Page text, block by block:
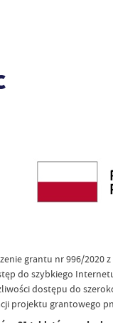
grantu nr 996/2020
do szybkiego
dostępu do
projektu grantowego